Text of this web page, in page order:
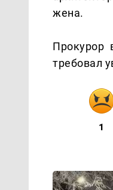
жена.
Прокурор
требовал
1